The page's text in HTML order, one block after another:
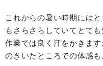
これからの暑い時期には
もさらさらしていてとて
作業では良く汗をかきま
のきいたところでの体感も